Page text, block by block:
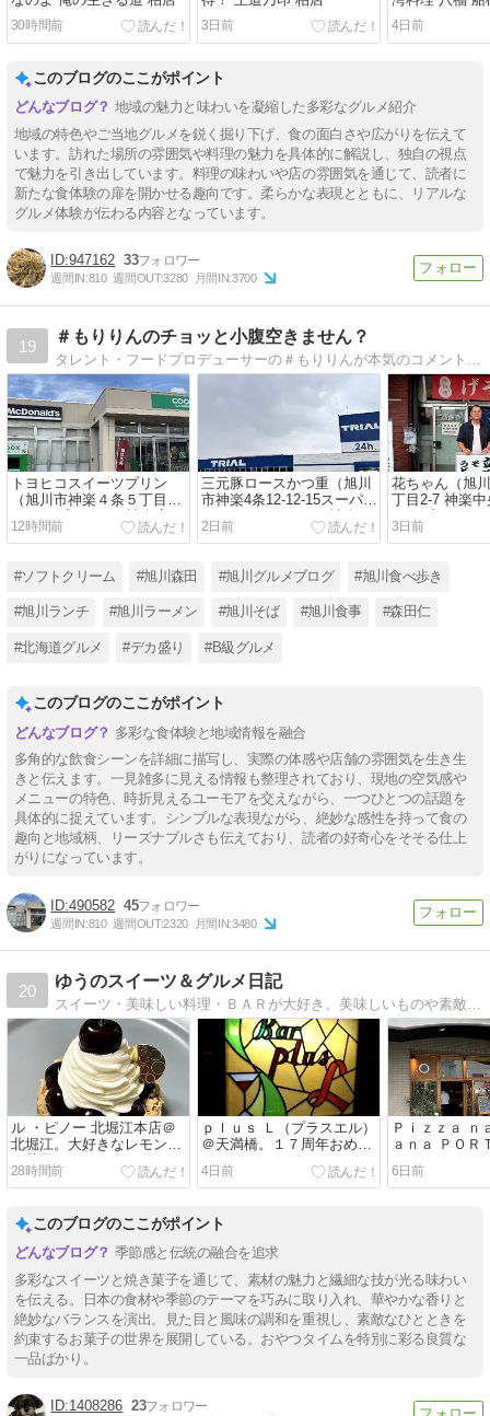
30時間前
3日前
4日前
このブログのここがポイント
地域の魅力と味わいを凝縮した多彩なグルメ紹介
地域の特色やご当地グルメを鋭く掘り下げ、食の面白さや広がりを伝えて
います。訪れた場所の雰囲気や料理の魅力を具体的に解説し、独自の視点
で魅力を引き出しています。料理の味わいや店の雰囲気を通じて、読者に
新たな食体験の扉を開かせる趣向です。柔らかな表現とともに、リアルな
グルメ体験が伝わる内容となっています。
947162 33
週間IN:810 週間OUT:3280 月間IN:3700
19
＃もりりんのチョッと小腹空きません？
トヨヒコスイーツプリン
（旭川市神楽４条５丁目1-
22コープさっぽろ神楽店）
12時間前
三元豚ロースかつ重（旭川
市神楽4条12-12-15スーパー
センタートライアル神楽
店）
2日前
花ちゃん（旭
丁目2-7 神楽
ングプラザ 1F
3日前
#ソフトクリーム #旭川森田 #旭川グルメブログ #旭川食べ歩き
#旭川ランチ #旭川ラーメン #旭川そば #旭川食事 #森田仁
#北海道グルメ #デカ盛り #B級グルメ
このブログのここがポイント
多彩な食体験と地域情報を融合
多角的な飲食シーンを詳細に描写し、実際の体感や店舗の雰囲気を生き生
きと伝えます。一見雑多に見える情報も整理されており、現地の空気感や
メニューの特色、時折見えるユーモアを交えながら、一つひとつの話題を
具体的に捉えています。シンプルな表現ながら、絶妙な感性を持って食の
趣向と地域柄、リーズナブルさも伝えており、読者の好奇心をそそる仕上
がりになっています。
490582 45
週間IN:810 週間OUT:2320 月間IN:3480
20
ゆうのスイーツ＆グルメ日記
ル ・ピノー 北堀江本店＠
北堀江。大好きなレモンの
お菓子を
28時間前
ｐｌｕｓ Ｌ（プラスエル）
＠天満橋。１７周年おめで
とうございます
4日前
Ｐｉｚｚａ ｎ
ａｎａ ＰＯＲ
ァ ナポレター
＠古川橋。シ
6日前
このブログのここがポイント
季節感と伝統の融合を追求
多彩なスイーツと焼き菓子を通じて、素材の魅力と繊細な技が光る味わい
を伝える。日本の食材や季節のテーマを巧みに取り入れ、華やかな香りと
絶妙なバランスを演出。見た目と風味の調和を重視し、素敵なひとときを
約束するお菓子の世界を展開している。おやつタイムを特別に彩る良質な
一品ばかり。
1408286 23